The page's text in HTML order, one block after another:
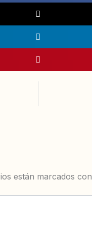
están marcados con